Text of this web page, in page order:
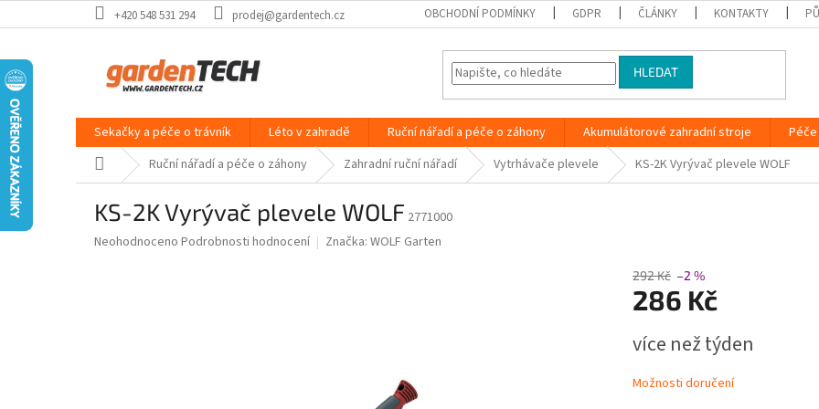
na
+420 548 531 294 prodej@gardentech.cz OBCHODNÍ PODMÍNKY GDPR ČLÁNKY KONTAKTY
HLEDAT
Sekačky a péče o trávník Léto v zahradě Ruční nářadí a péče o záhony Akumulátorové zahradní stroje
Domů Ruční nářadí a péče o záhony Zahradní ruční nářadí Vytrhávače plevele KS-2K Vyrývač plevele WOLF
KS-2K Vyrývač plevele WOLF 2771000
Průměrné
Neohodnoceno Podrobnosti hodnocení Značka: WOLF Garten
292 Kč –2 %
286 Kč
cena:
více než týden
Možnosti doručení